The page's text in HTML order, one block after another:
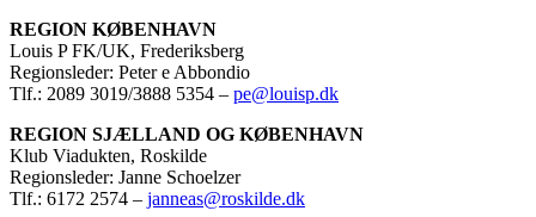
REGION KØBENHAVN
Louis P FK/UK, Frederiksberg
Regionsleder: Peter e Abbondio
Tlf.: 2089 3019/3888 5354 – pe@louisp.dk
REGION SJÆLLAND OG KØBENHAVN
Klub Viadukten, Roskilde
Regionsleder: Janne Schoelzer
Tlf.: 6172 2574 – janneas@roskilde.dk